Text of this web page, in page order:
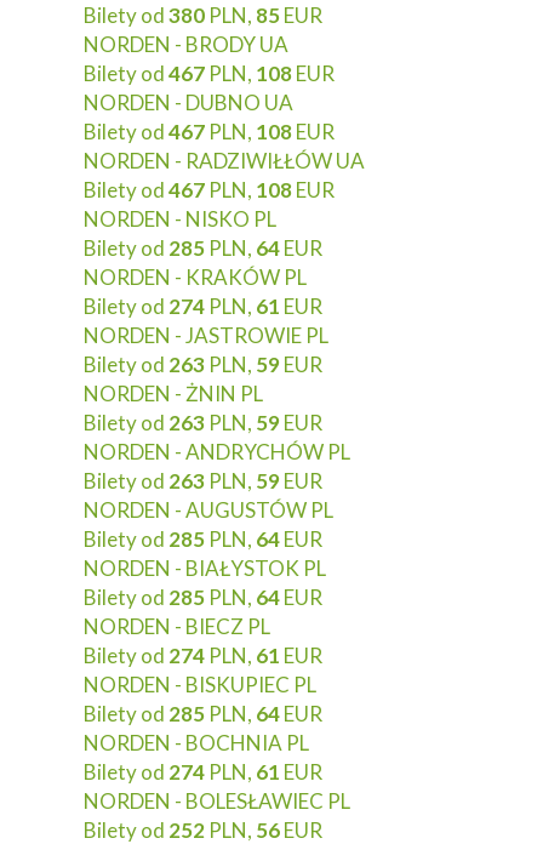
Bilety od380 PLN, 85EUR
NORDEN - BRODY UA
Bilety od467 PLN, 108EUR
NORDEN - DUBNO UA
Bilety od467 PLN, 108EUR
NORDEN - RADZIWIŁŁÓW UA
Bilety od467 PLN, 108EUR
NORDEN - NISKO PL
Bilety od 285 PLN, 64EUR
NORDEN - KRAKÓW PL
Bilety od 274 PLN, 61 EUR
NORDEN - JASTROWIE PL
Bilety od 263 PLN, 59EUR
NORDEN - ŻNIN PL
Bilety od 263 PLN, 59EUR
NORDEN - ANDRYCHÓW PL
Bilety od 263 PLN, 59EUR
NORDEN - AUGUSTÓW PL
Bilety od 285 PLN, 64EUR
NORDEN - BIAŁYSTOK PL
Bilety od 285 PLN, 64EUR
NORDEN - BIECZ PL
Bilety od 274 PLN, 61 EUR
NORDEN - BISKUPIEC PL
Bilety od 285 PLN, 64EUR
NORDEN - BOCHNIA PL
Bilety od 274 PLN, 61 EUR
NORDEN - BOLESŁAWIEC PL
Bilety od 252 PLN, 56EUR